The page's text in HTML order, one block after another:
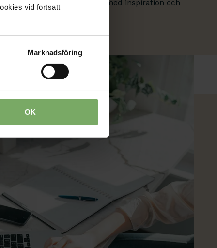
vid fortsatt
Marknadsföring
OK
själva – och artiklar med inspiration och